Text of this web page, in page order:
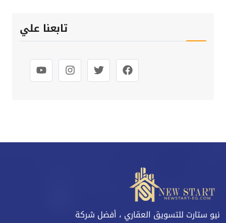
تابعنا علي
نيو ستارت للتسويق العقاري ، أفضل شركة